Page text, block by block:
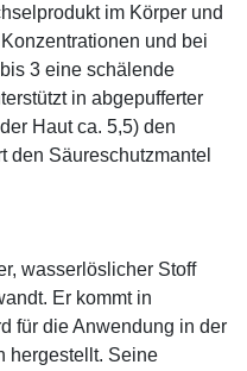
im Körper und
und bei
3 eine schälende
in abgepufferter
Haut ca. 5,5) den
den Säureschutzmantel
wasserlöslicher Stoff
Er kommt in
für die Anwendung in der
hergestellt. Seine